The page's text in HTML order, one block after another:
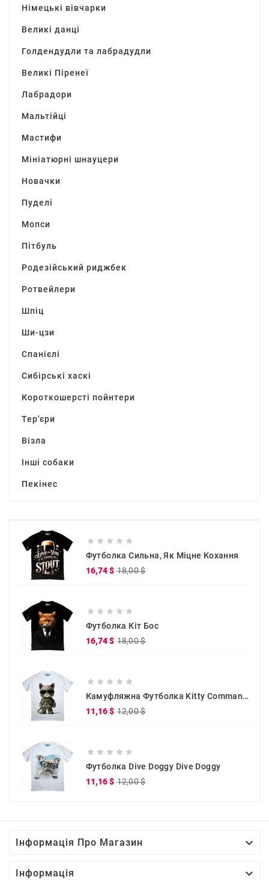
Німецькі вівчарки
Великі данці
Голдендудли та лабрадудли
Великі Піренеї
Лабрадори
Мальтійці
Мастифи
Мініатюрні шнауцери
Новачки
Пуделі
Мопси
Пітбуль
Родезійський риджбек
Ротвейлери
Шпіц
Ши-цзи
Спанієлі
Сибірські хаскі
Короткошерсті пойнтери
Тер'єри
Візла
Інші собаки
Пекінес
    
Футболка Сильна, Як Міцне Кохання
16,74 $ 18,00 $
    
Футболка Кіт Бос
16,74 $ 18,00 $
    
Камуфляжна Футболка Kitty Commander
11,16 $ 12,00 $
    
Футболка Dive Doggy Dive Doggy
11,16 $ 12,00 $
Інформація Про Магазин 
Інформація 